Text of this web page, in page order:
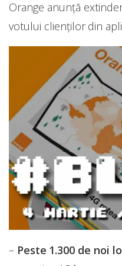
Orange anunță
votului clienților din
– Peste 1.300 de noi